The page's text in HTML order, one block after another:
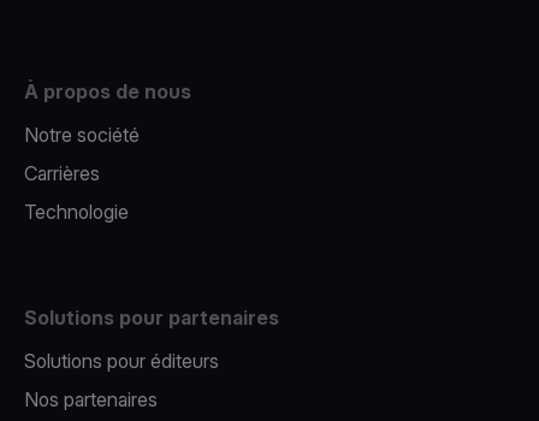
À propos de nous
Notre société
Carrières
Technologie
Solutions pour partenaires
Solutions pour éditeurs​
Nos partenaires​